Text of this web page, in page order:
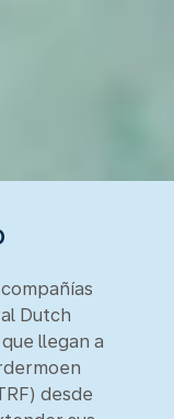
Dutch
llegan a
desde